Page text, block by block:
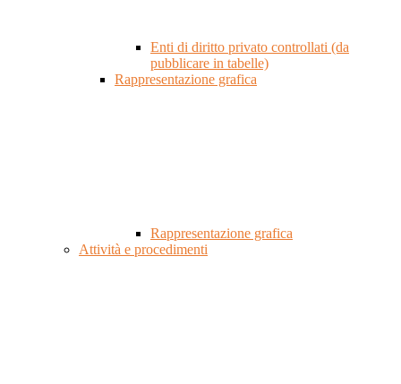
Enti di diritto privato controllati (da
pubblicare in tabelle)
Rappresentazione grafica
Rappresentazione grafica
Attività e procedimenti